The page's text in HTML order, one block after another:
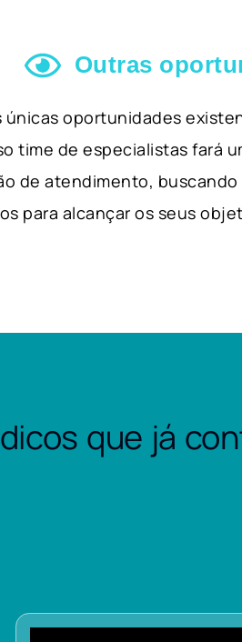
Outras
únicas oportunidades
time de especialistas fará
de atendimento,
para alcançar os seus
que já